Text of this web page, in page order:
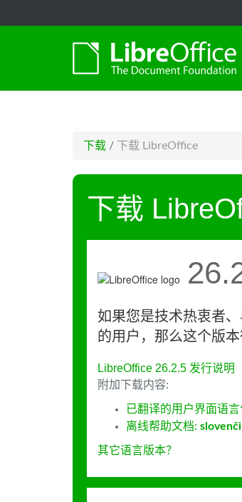
下载 / 下载 LibreOffice
下载
如果您是技术热衷者
的用户，那么这个版本
LibreOffice 26.2.5 发行说明
附加下载内容:
已翻译的用户界面语言
离线帮助文档:
其它语言版本？